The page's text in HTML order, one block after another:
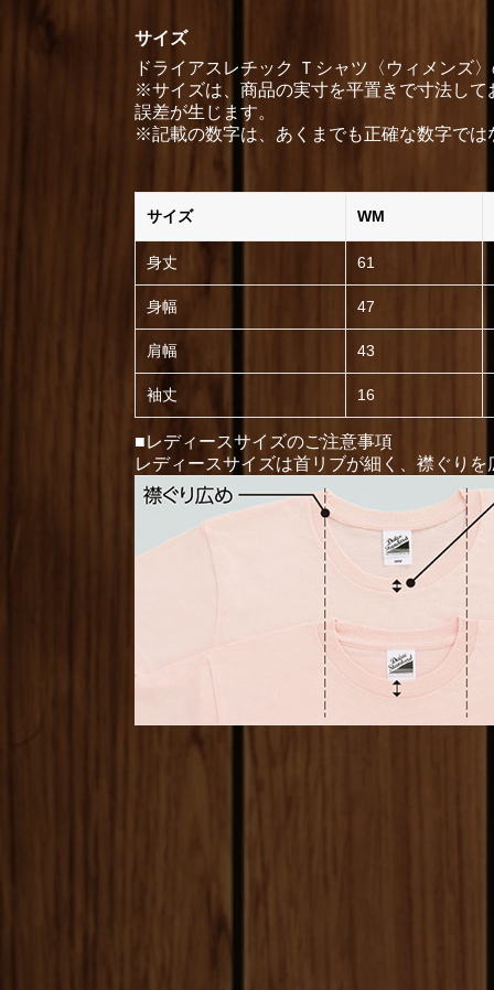
サイズ
ドライアスレチック Ｔシャツ〈ウィメンズ
※サイズは、商品の実寸を平置きで寸法し
誤差が生じます。
※記載の数字は、あくまでも正確な数字で
サイズ WM
身丈 61
身幅 47
肩幅 43
袖丈 16
■レディースサイズのご注意事項
レディースサイズは首リブが細く、襟ぐり